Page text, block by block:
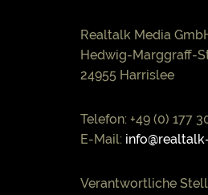
Realtalk Media
Hedwig-Marggraff-
24955 Harrislee
Telefon: +49 (0) 177
E-Mail:
Verantwortliche